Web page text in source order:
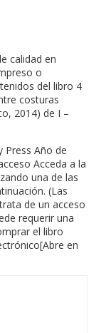
calidad en
o
del libro 4
costuras
2014) de I –
Press Año de
Acceda a la
una de las
(Las
de un acceso
requerir una
el libro
en